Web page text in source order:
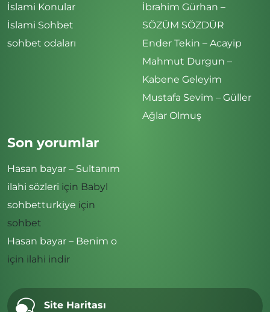
İslami Konular
İslami Sohbet
sohbet odaları
İbrahim Gürhan –
SÖZÜM SÖZDÜR
Ender Tekin – Acayip
Mahmut Durgun –
Kabene Geleyim
Mustafa Sevim – Güller
Ağlar Olmuş
Son yorumlar
Hasan bayar – Sultanım
ilahi sözleri için Babyl
sohbetturkiye için
sohbet
Hasan bayar – Benim o
için ilahi indir
Site Haritası